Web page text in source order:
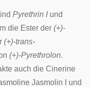
Pyrethrin Iund
die Ester der (+)-
(+)-trans-
(+)-Pyrethrolon.
auch die Cinerine
Jasmolin I und